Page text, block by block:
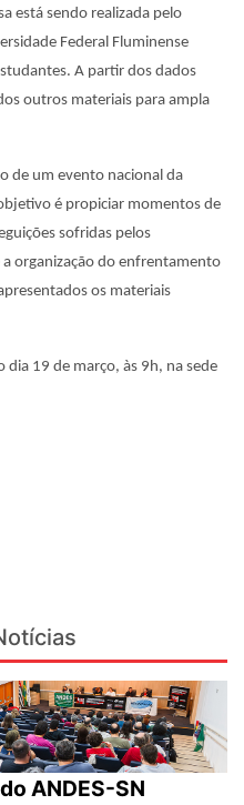
está sendo realizada pelo
Federal Fluminense
A partir dos dados
outros materiais para ampla
de um evento nacional da
é propiciar momentos de
sofridas pelos
organização do enfrentamento
os materiais
19 de março, às 9h, na sede
ANDES-SN